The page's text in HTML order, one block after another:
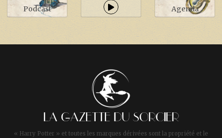
Podcast Agenda
LA GAZETTE DU SORCIER
« Harry Potter » et toutes les marques dérivées sont la propriété et le